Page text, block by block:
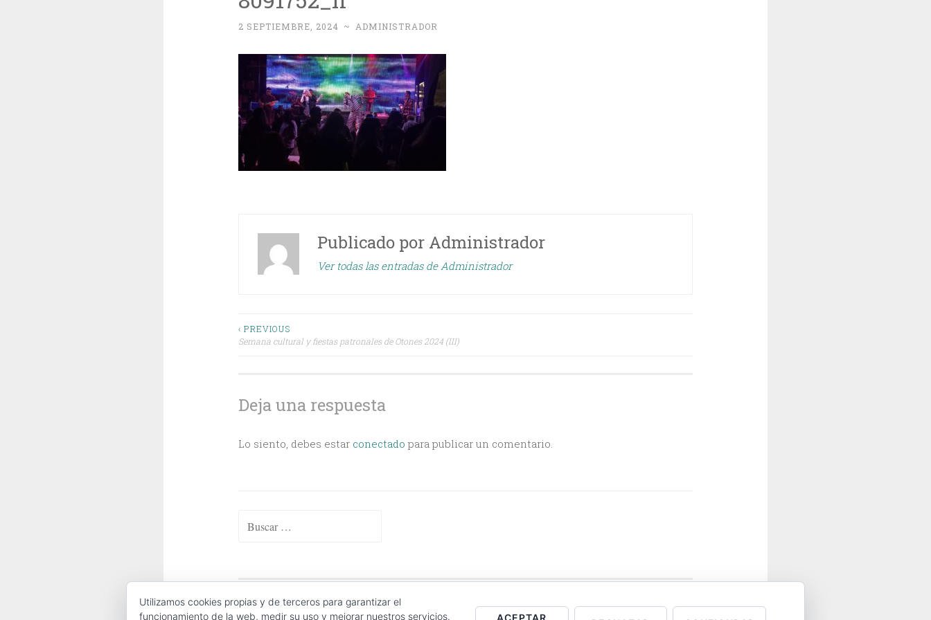
2 SEPTIEMBRE, 2024 ~ ADMINISTRADOR
Publicado por Administrador
Ver todas las entradas de Administrador
Navegación
entradas
‹ PREVIOUS
Semana cultural y fiestas patronales de Otones 2024 (III)
Deja una respuesta
Lo siento, debes estar conectado para publicar un comentario.
Buscar:
ABOUT | CONTACT COOKIES POLICY
Utilizamos cookies propias y de terceros para garantizar el
funcionamiento de la web, medir su uso y mejorar nuestros servicios.
ACEPTAR